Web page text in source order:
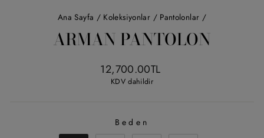
Ana Sayfa / Koleksiyonlar / Pantolonlar /
ARMAN PANTOLON
Liste
fiyatı
12,700.00TL
KDV dahildir
Beden